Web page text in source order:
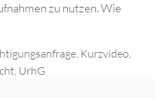
zu nutzen. Wie
, Kurzvideo,
, UrhG